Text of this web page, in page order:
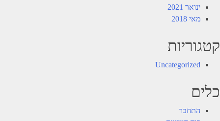
ינואר 2021
מאי 2018
קטגוריות
Uncategorized
כלים
התחבר